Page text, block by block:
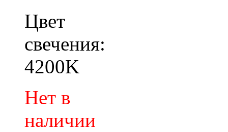
Цвет
свечения:
4200K
Нет в
наличии